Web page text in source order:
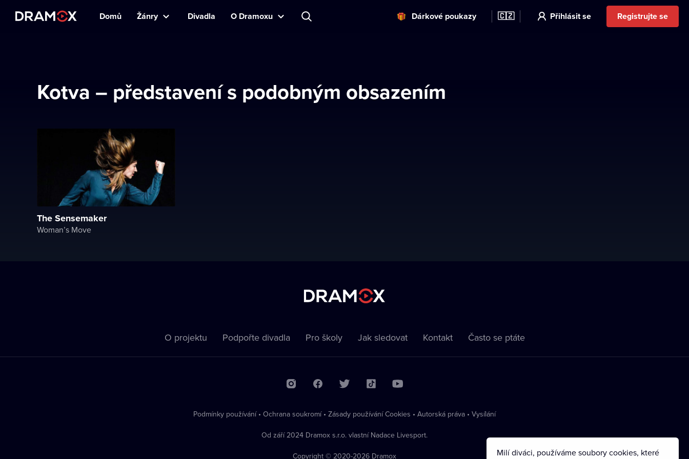
Domů Žánry Divadla O Dramoxu Dárkové poukazy 🇨🇿 Přihlásit se Registrujte se
Kotva – představení s podobným obsazením
The Sensemaker
Woman’s Move
O projektu Podpořte divadla Pro školy Jak sledovat Kontakt Často se ptáte
Podmínky používání • Ochrana soukromí • Zásady používání Cookies • Autorská práva • Vysílání
Od září 2024 Dramox s.r.o. vlastní Nadace Livesport.
Copyright © 2020-2026 Dramox
Milí diváci, používáme soubory cookies, které